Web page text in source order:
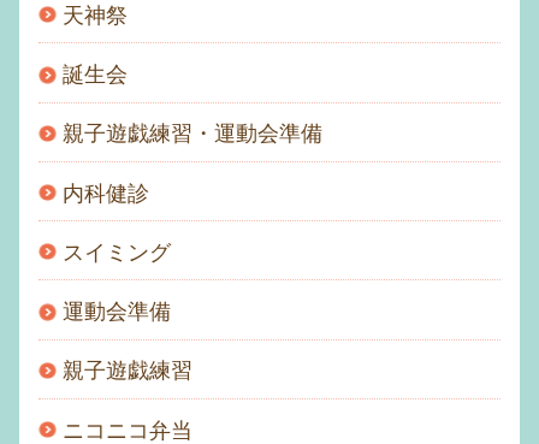
天神祭
誕生会
親子遊戯練習・運動会準備
内科健診
スイミング
運動会準備
親子遊戯練習
ニコニコ弁当